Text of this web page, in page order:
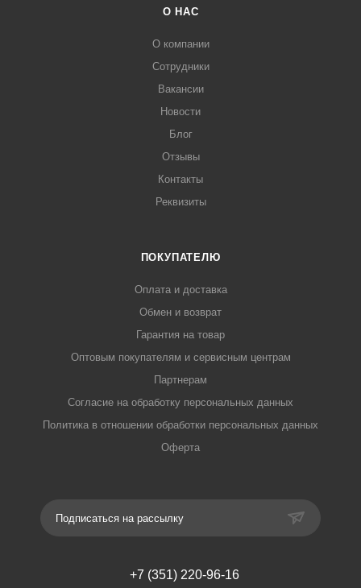
О НАС
О компании
Сотрудники
Вакансии
Новости
Блог
Отзывы
Контакты
Реквизиты
ПОКУПАТЕЛЮ
Оплата и доставка
Обмен и возврат
Гарантия на товар
Оптовым покупателям и сервисным центрам
Партнерам
Согласие на обработку персональных данных
Политика в отношении обработки персональных данных
Оферта
Подписаться на рассылку
+7 (351) 220-96-16